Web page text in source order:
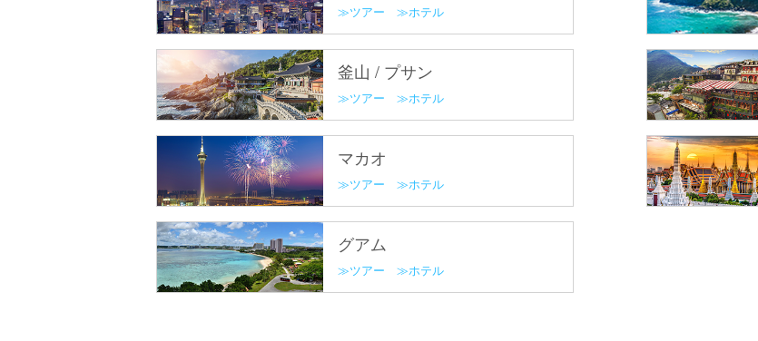
ツアー ホテル
釜山 / プサン
ツアー ホテル
マカオ
ツアー ホテル
グアム
ツアー ホテル